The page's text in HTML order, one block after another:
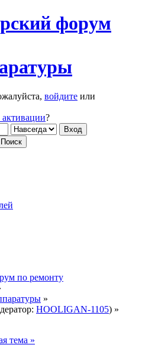
форум
войдите или
?
по ремонту
»
HOOLIGAN-1105) »
тема »